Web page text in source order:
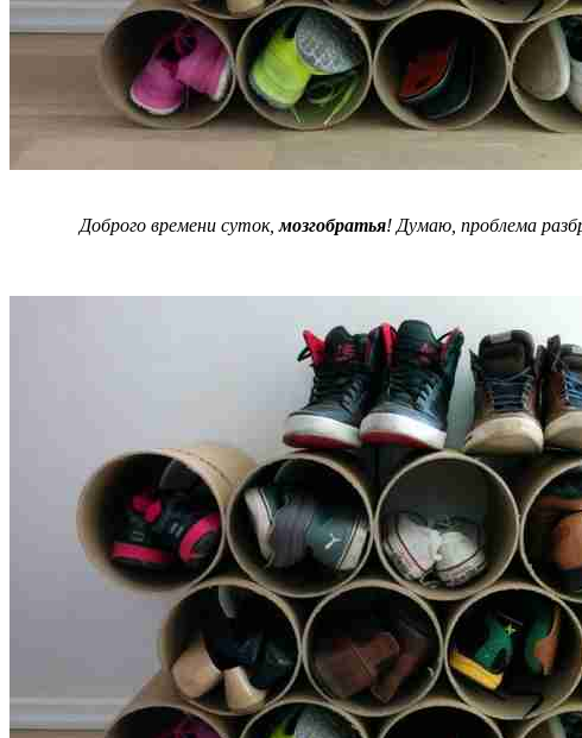
Доброго времени суток, мозгобратья! Думаю, проблема